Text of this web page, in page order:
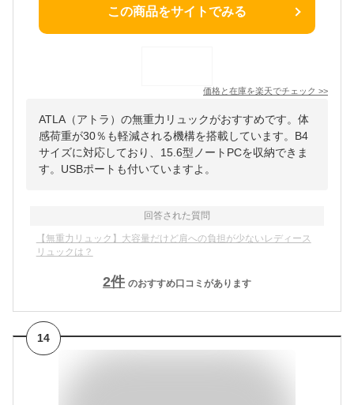
この商品をサイトでみる
価格と在庫を楽天でチェック >>
ATLA（アトラ）の無重力リュックがおすすめです。体
感荷重が30％も軽減される機構を搭載しています。B4
サイズに対応しており、15.6型ノートPCを収納できま
す。USBポートも付いていますよ。
回答された質問
【無重力リュック】大容量だけど肩への負担が少ないレディース
リュックは？
2件 のおすすめ口コミがあります
14